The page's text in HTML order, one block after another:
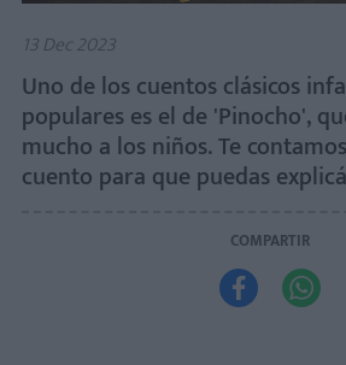
13 Dec 2023
Uno de los cuentos clásicos
populares es el de 'Pinocho',
mucho a los niños. Te
cuento para que puedas
COMPARTIR
 